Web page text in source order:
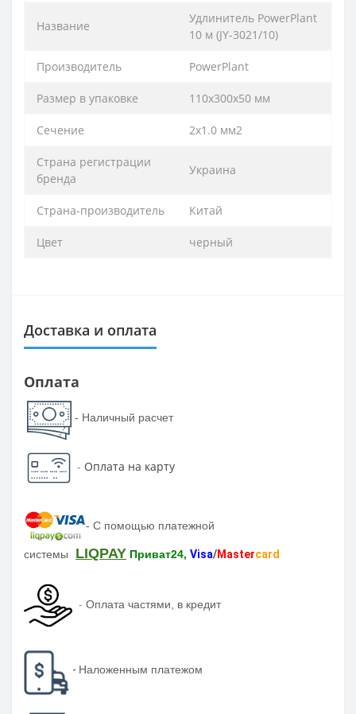
Название
Удлинитель PowerPlant
10 м (JY-3021/10)
Производитель PowerPlant
Размер в упаковке 110x300x50 мм
Сечение 2х1.0 мм2
Страна регистрации
бренда
Украина
Страна-производитель Китай
Цвет черный
Доставка и оплата
Оплата
- Наличный расчет
- Оплата на карту
- С помощью платежной
системы LIQPAY Приват24, Visa/Mastercard
- Оплата частями, в кредит
- Наложенным платежом